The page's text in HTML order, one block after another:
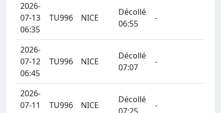
2026-
07-13
06:35
TU996 NICE
Décollé
06:55
-
2026-
07-12
06:45
TU996 NICE
Décollé
07:07
-
2026-
07-11
TU996 NICE
Décollé
-